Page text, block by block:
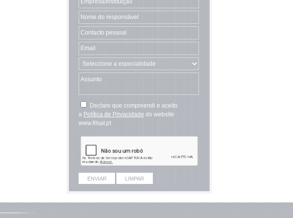
Declaro que compreendi e aceito
a Política de Privacidade do website
www.filsat.pt